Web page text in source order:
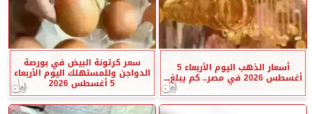
أسعار الذهب اليوم الأربعاء 5
أغسطس 2026 في مصر.. كم يبلغ...
سعر كرتونة البيض في بورصة
الدواجن وللمستهلك اليوم الأربعاء
5 أغسطس 2026